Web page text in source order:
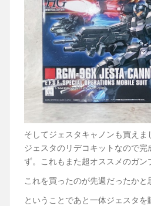
そしてジェスタキャノンも買えま
ジェスタのリデコキットなので
ず。これもまた超オススメのガン
これを買ったのが先週だったかと
ということであと一体ジェスタ